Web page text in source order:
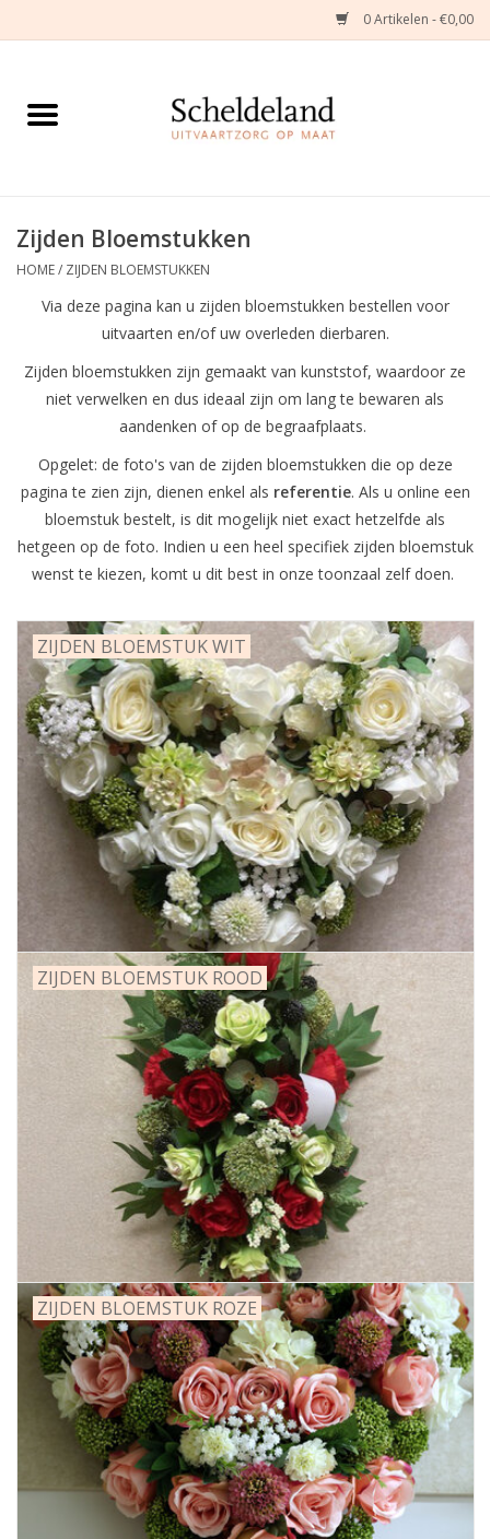
0 Artikelen - €0,00
Home
Herinneringsjuwelen
Kleine asdragers
Grafdecoratie
Zijden Bloemstukken
HOME/ ZIJDEN BLOEMSTUKKEN
Via deze pagina kan u zijden bloemstukken bestellen voor
uitvaarten en/of uw overleden dierbaren.
Zijden bloemstukken zijn gemaakt van kunststof, waardoor ze
niet verwelken en dus ideaal zijn om lang te bewaren als
aandenken of op de begraafplaats.
Opgelet: de foto's van de zijden bloemstukken die op deze
pagina te zien zijn, dienen enkel als referentie. Als u online een
bloemstuk bestelt, is dit mogelijk niet exact hetzelfde als
hetgeen op de foto. Indien u een heel specifiek zijden bloemstuk
wenst te kiezen, komt u dit best in onze toonzaal zelf doen.
ZIJDEN BLOEMSTUK WIT
ZIJDEN BLOEMSTUK ROOD
ZIJDEN BLOEMSTUK ROZE